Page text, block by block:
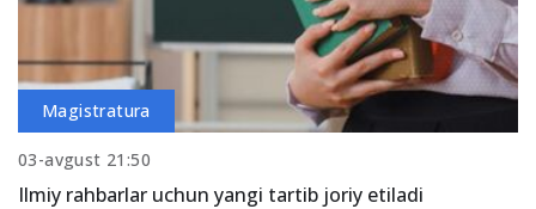
Magistratura
03-avgust 21:50
Ilmiy rahbarlar uchun yangi tartib joriy etiladi